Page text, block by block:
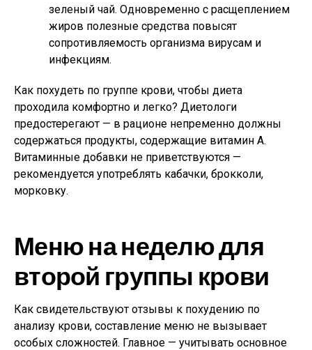
зеленый чай. Одновременно с расщеплением
жиров полезные средства повысят
сопротивляемость организма вирусам и
инфекциям.
Как похудеть по группе крови, чтобы диета
проходила комфортно и легко? Диетологи
предостерегают — в рационе непременно должны
содержаться продукты, содержащие витамин А.
Витаминные добавки не приветствуются —
рекомендуется употреблять кабачки, брокколи,
морковку.
Меню на неделю для
второй группы крови
Как свидетельствуют отзывы к похудению по
анализу крови, составление меню не вызывает
особых сложностей. Главное — учитывать основное